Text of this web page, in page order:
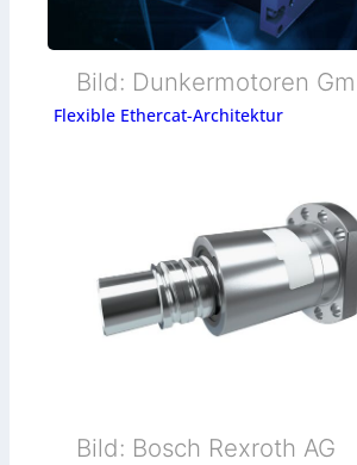
Bild: Dunkermotoren
Flexible Ethercat-Architektur
Bild: Bosch Rexroth AG